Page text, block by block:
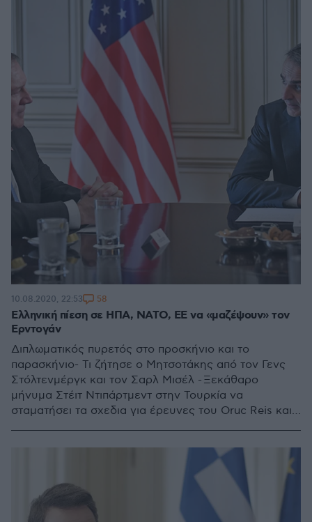
Ελληνική πίεση σε ΗΠΑ, ΝΑΤΟ, ΕΕ να «μαζέψουν» τον
Ερντογάν
Διπλωματικός πυρετός στο προσκήνιο και το
παρασκήνιο- Τι ζήτησε ο Μητσοτάκης από τον Γενς
Στόλτενμέργκ και τον Σαρλ Μισέλ - Ξεκάθαρο
μήνυμα Στέιτ Ντιπάρτμεντ στην Τουρκία να
σταματήσει τα σχεδια για έρευνες του Oruc Reis και
10.08.2020, 22:53 58